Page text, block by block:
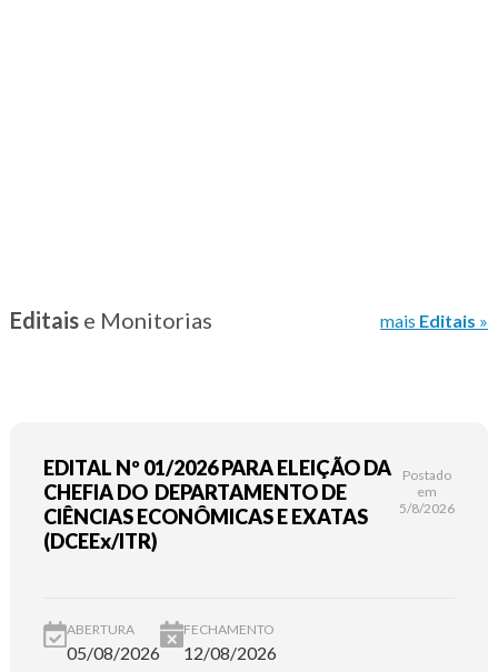
Editaise Monitorias mais Editais »
EDITAL Nº 01/2026 PARA ELEIÇÃO DA
CHEFIA DO DEPARTAMENTO DE
CIÊNCIAS ECONÔMICAS E EXATAS
(DCEEx/ITR)
Postado
em
5/8/2026
ABERTURA
05/08/2026
FECHAMENTO
12/08/2026